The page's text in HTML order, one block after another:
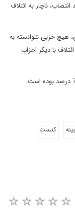
ناچار به ائتلاف
صهیونیستی در سال 1948 میلادی، هیچ حزبی نتوانسته به
را بدون ائتلاف با دیگر احزاب
کنست